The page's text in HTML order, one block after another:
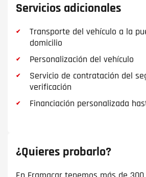
Servicios adicionales
Transporte del vehículo a la
domicilio
Personalización del vehículo
Servicio de contratación del
verificación
Financiación personalizada
¿Quieres probarlo?